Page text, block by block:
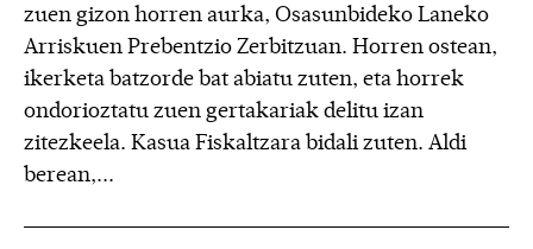
zuen gizon horren aurka, Osasunbideko Laneko
Arriskuen Prebentzio Zerbitzuan. Horren ostean,
ikerketa batzorde bat abiatu zuten, eta horrek
ondorioztatu zuen gertakariak delitu izan
zitezkeela. Kasua Fiskaltzara bidali zuten. Aldi
berean,...